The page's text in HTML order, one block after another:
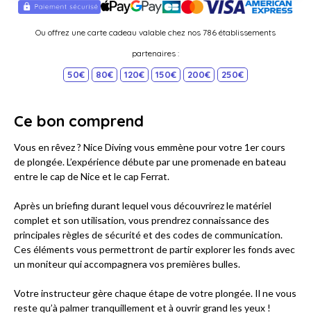
Ou offrez une carte cadeau valable chez nos 786 établissements
partenaires :
50€ 80€ 120€ 150€ 200€ 250€
Ce bon comprend
Vous en rêvez ? Nice Diving vous emmène pour votre 1er cours
de plongée. L’expérience débute par une promenade en bateau
entre le cap de Nice et le cap Ferrat.
Après un briefing durant lequel vous découvrirez le matériel
complet et son utilisation, vous prendrez connaissance des
principales règles de sécurité et des codes de communication.
Ces éléments vous permettront de partir explorer les fonds avec
un moniteur qui accompagnera vos premières bulles.
Votre instructeur gère chaque étape de votre plongée. Il ne vous
reste qu’à palmer tranquillement et à ouvrir grand les yeux !